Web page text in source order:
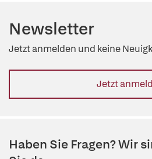
Newsletter
Jetzt anmelden und keine
Jetzt
Haben Sie Fragen? Wir